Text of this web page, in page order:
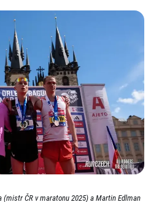
(mistr ČR v maratonu 2025) a Martin Edlman